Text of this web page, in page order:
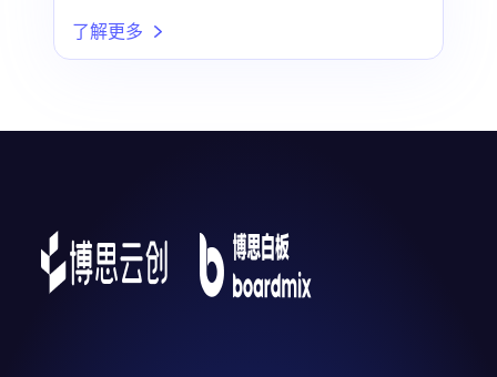
了解更多